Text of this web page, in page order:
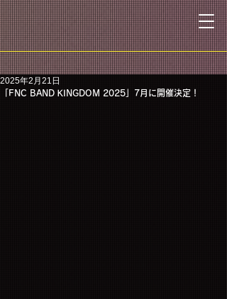
「FNC BAND KINGDOM 2025」7月に開催決定！
2025年2月21日